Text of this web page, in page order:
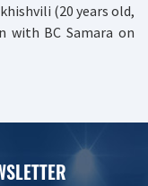
(20 years old,
with BC Samara on